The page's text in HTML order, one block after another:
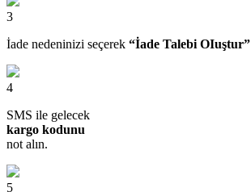
3
İade nedeninizi seçerek “İade Talebi OIuştur”
4
SMS ile gelecek
kargo kodunu
not alın.
5